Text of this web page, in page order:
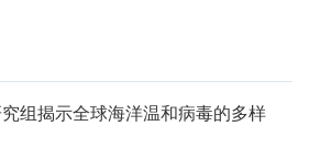
究组揭示全球海洋温和病毒的多样